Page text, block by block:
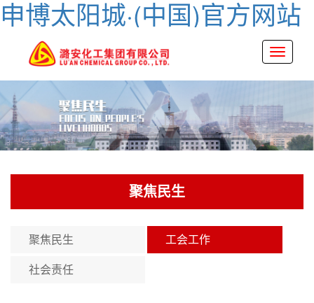
申博太阳城·(中国)官方网站
Toggle
聚焦民生
聚焦民生 工会工作
社会责任